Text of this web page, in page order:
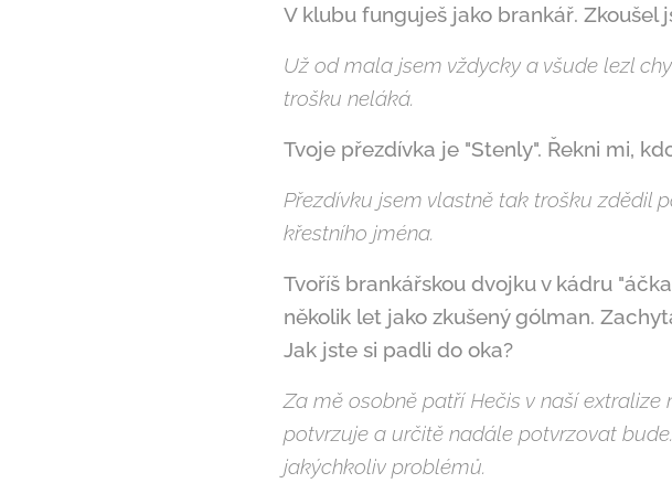
V klubu funguješ jako brankář. Zkoušel
Už od mala jsem vždycky a všude lezl
trošku neláká.
Tvoje přezdívka je "Stenly". Řekni mi,
Přezdívku jsem vlastně tak trošku zdědil
křestního jména.
Tvoříš brankářskou dvojku v kádru
několik let jako zkušený gólman.
Jak jste si padli do oka?
Za mě osobně patří Hečis v naší
potvrzuje a určitě nadále potvrzovat
jakýchkoliv problémů.